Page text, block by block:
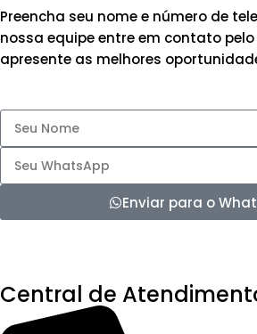
Preencha seu nome e número de
nossa equipe entre em contato
apresente as melhores
Enviar para o
Central de